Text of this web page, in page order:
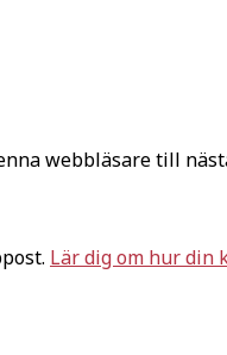
webbläsare till
Lär dig om hur din